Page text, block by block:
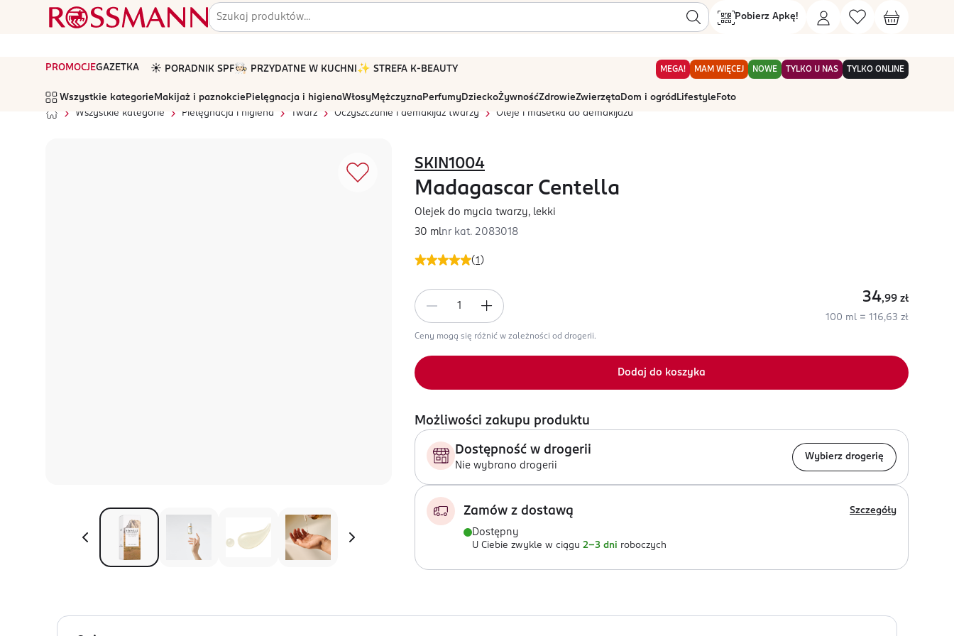
Pobierz Apkę!
PROMOCJEGAZETKA ☀️ PORADNIK SPF🧑🏻‍🍳 PRZYDATNE W KUCHNI ✨ STREFA K-BEAUTY MEGA! MAM WIĘCEJ NOWE TYLKO U NAS TYLKO ONLINE
Wszystkie kategorie Makijaż i paznokcie Pielęgnacja i higienaWłosyMężczyznaPerfumyDzieckoŻywnośćZdrowieZwierzętaDom i ogród Lifestyle Foto
Wszystkie kategorie
Pielęgnacja i higiena Twarz Oczyszczanie i demakijaż twarzy Oleje i masełka do demakijażu
(1 )
SKIN1004
Madagascar Centella
Olejek do mycia twarzy, lekki
30 mlnr kat. 2083018
34,99 zł
100 ml = 116,63 zł
Ceny mogą się różnić w zależności od drogerii.
Dodaj do koszyka
Możliwości zakupu produktu
Dostępność w drogerii
Nie wybrano drogerii
Wybierz drogerię
Zamów z dostawą Szczegóły
Dostępny
U Ciebie zwykle w ciągu 2-3 dni roboczych